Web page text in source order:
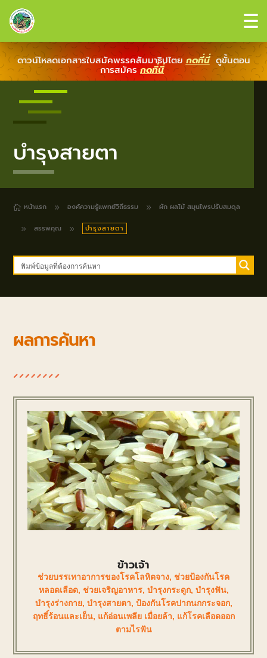
ดาวน์โหลดเอกสารใบสมัคพรรคสัมมาธิปไตย กดที่นี่ ดูขั้นตอน
การสมัครกดที่นี่
บำรุงสายตา
 หน้าแรก 9 องค์ความรู้แพทย์วิถีธรรม 9 ผัก ผลไม้ สมุนไพรปรับสมดุล
9 สรรพคุณ 9 บำรุงสายตา
ผลการค้นหา
ข้าวเจ้า
ช่วยบรรเทาอาการของโรคโลหิตจาง, ช่วยป้องกันโรค
หลอดเลือด, ช่วยเจริญอาหาร, บำรุงกระดูก, บำรุงฟัน,
บำรุงร่างกาย, บำรุงสายตา, ป้องกันโรคปากนกกระจอก,
ฤทธิ์ร้อนและเย็น, แก้อ่อนเพลีย เมื่อยล้า, แก้โรคเลือดออก
ตามไรฟัน